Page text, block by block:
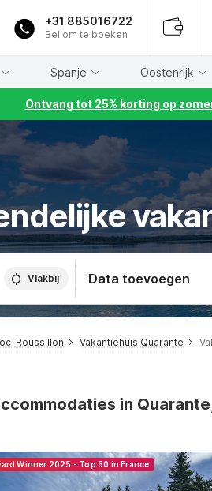
+31 885016722
Bel om te boeken
Spanje Oostenrijk
Ontvang tot 25% korting op
Vlakbij Data toevoegen
Roussillon Vakantiehuis Quarante
in
Winner 2025 - Top 50 in France